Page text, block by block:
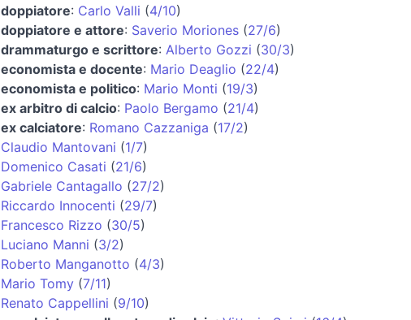
doppiatore: Carlo Valli (4/10)
doppiatore e attore: Saverio Moriones(27/6)
drammaturgo e scrittore: Alberto Gozzi (30/3)
economista e docente: Mario Deaglio (22/4)
economista e politico: Mario Monti (19/3)
ex arbitro di calcio: Paolo Bergamo (21/4)
ex calciatore: Romano Cazzaniga (17/2)
Claudio Mantovani (1/7)
Domenico Casati (21/6)
Gabriele Cantagallo (27/2)
Riccardo Innocenti (29/7)
Francesco Rizzo (30/5)
Luciano Manni (3/2)
Roberto Manganotto (4/3)
Mario Tomy(7/11)
Renato Cappellini (9/10)